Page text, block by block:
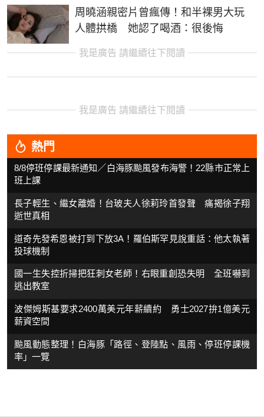
周曉涵親密片曾瘋傳！和半裸男大玩
人體拱橋 她認了喝酒：很後悔
我是廣告 請繼續往下閱讀
我是廣告 請繼續往下閱讀
熱門
8/8停班停課最新通知／白海豚颱風發布海警！22縣市正常上
班上課
長子輕生、繼女離婚！台玻夫人徐莉玲首發聲 痛揭徐子翔
逝世真相
道奇先發希恩被打到下放3A！羅伯斯罕見說重話：他太執著
投球機制
國一生失控折掃把狂刺女老師！右眼重創恐失明 全班嚇到
逃出教室
波傑姆斯基要求2400萬美元年薪續約 勇士2027拚1億美元
薪資空間
颱風動態整理！白海豚「路徑、登陸點、風雨、停班停課機
率」一覽